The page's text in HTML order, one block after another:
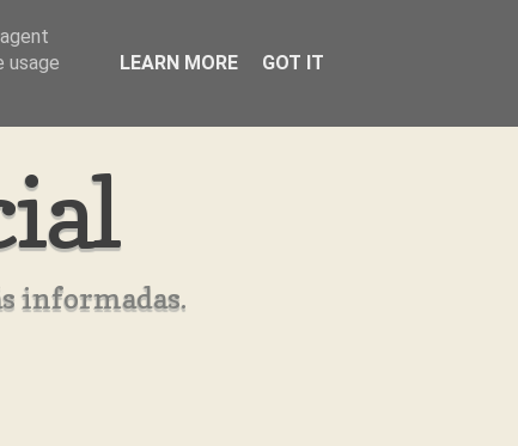
informadas.
usage
LEARN MORE GOT IT